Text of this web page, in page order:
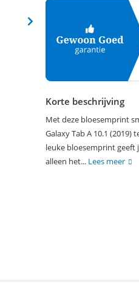
Korte beschrijving
Met deze bloesemprint
Galaxy Tab A 10.1
leuke bloesemprint
alleen het... Lees meer